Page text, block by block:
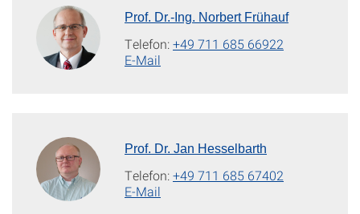
Prof. Dr.-Ing. Norbert Frühauf
Telefon:+49 711 685 66922
E-Mail
Prof. Dr. Jan Hesselbarth
Telefon:+49 711 685 67402
E-Mail